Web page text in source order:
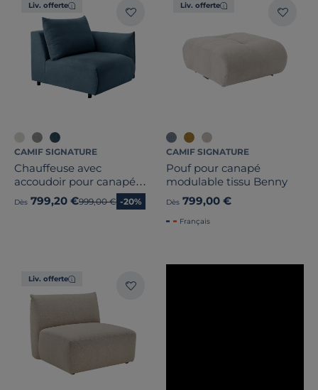
Liv. offerte
CAMIF SIGNATURE
Chauffeuse avec
accoudoir pour canapé
modulable tissu Solal
Dès 799,20 €Ancien prix
999,00 € -20%
Liv. offerte
CAMIF SIGNATURE
Pouf pour canapé
modulable tissu Benny
Dès 799,00 €
Français
Liv. offerte
Stock
Pays de fabrication